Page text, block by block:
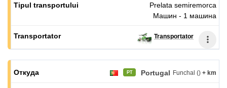
Prelata semiremorca
Машин - 1 машина
Transportator
PT Portugal Funchal () + km